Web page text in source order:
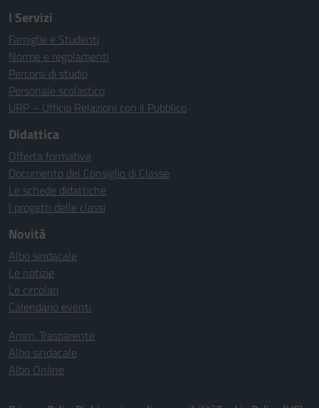
I Servizi
Famiglie e Studenti
Norme e regolamenti
Percorsi di studio
Personale scolastico
URP – Ufficio Relazioni con il Pubblico
Didattica
Offerta formativa
Documento del Consiglio di Classe
Le schede didattiche
I progetti delle classi
Novità
Albo sindacale
Le notizie
Le circolari
Calendario eventi
Amm. Trasparente
Albo sindacale
Albo Online